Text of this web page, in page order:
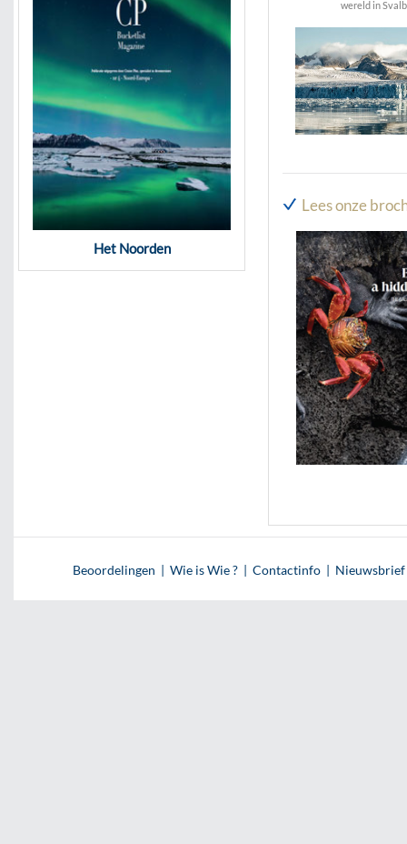
Het Noorden
wereld in
Lees onze
Beoordelingen | Wie is Wie ?| Contactinfo| Nieuwsbrief